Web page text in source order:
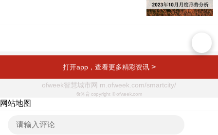
打开app，查看更多精彩资讯 >
ofweek智慧城市网 m.ofweek.com/smartcity/
6t体育 copyright © ofweek.com
网站地图